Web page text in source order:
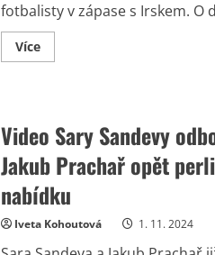
fotbalisty v zápase s Irskem. O
VíceRead
more
Edenu
a
přišel
i
do
šatny:
Šála
mu
slušela
Video Sary Sandevy
Jakub Prachař opět
nabídku
Iveta Kohoutová 1. 11. 2024